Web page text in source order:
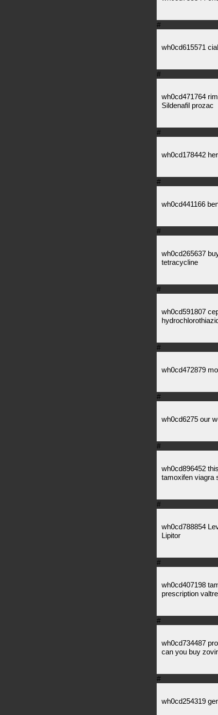
#
wh0cd615571
#
wh0cd471764
Sildenafil prozac
#
wh0cd178442
#
wh0cd441166
#
wh0cd265637
tetracycline
#
wh0cd591807
#
wh0cd472879
#
wh0cd6275 our
#
wh0cd896452
tamoxifen viagra
#
wh0cd788854
Lipitor
#
wh0cd407198
prescription
#
wh0cd734487
can you buy
#
wh0cd254319